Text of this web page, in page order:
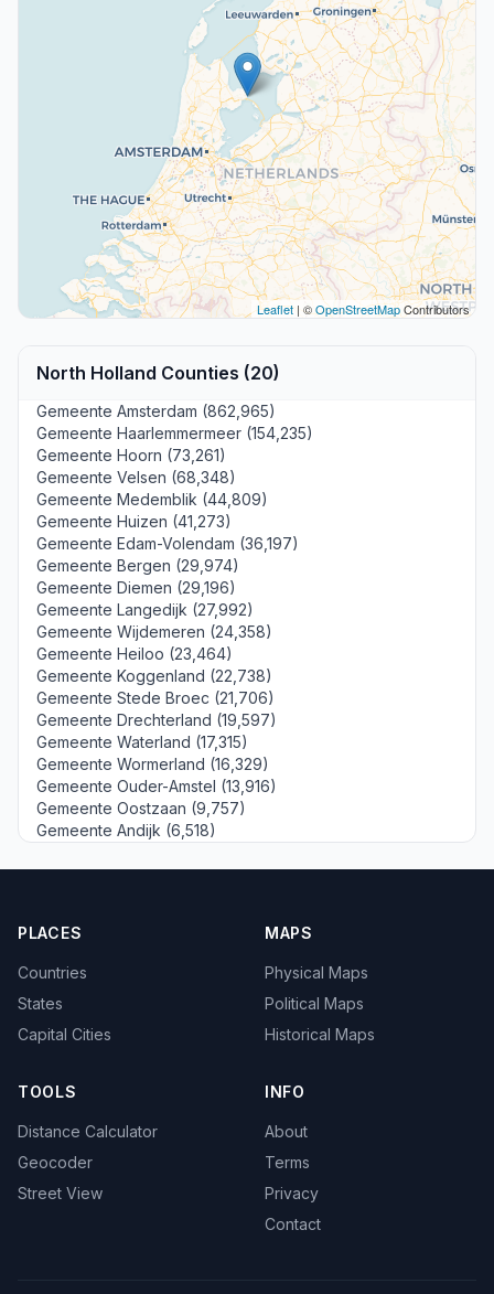
Leaflet | ©OpenStreetMapContributors
North Holland Counties (20)
Gemeente Amsterdam (862,965)
Gemeente Haarlemmermeer (154,235)
Gemeente Hoorn (73,261)
Gemeente Velsen (68,348)
Gemeente Medemblik (44,809)
Gemeente Huizen (41,273)
Gemeente Edam-Volendam (36,197)
Gemeente Bergen (29,974)
Gemeente Diemen (29,196)
Gemeente Langedijk (27,992)
Gemeente Wijdemeren (24,358)
Gemeente Heiloo (23,464)
Gemeente Koggenland (22,738)
Gemeente Stede Broec (21,706)
Gemeente Drechterland (19,597)
Gemeente Waterland (17,315)
Gemeente Wormerland (16,329)
Gemeente Ouder-Amstel (13,916)
Gemeente Oostzaan (9,757)
Gemeente Andijk (6,518)
PLACES
Countries
States
Capital Cities
MAPS
Physical Maps
Political Maps
Historical Maps
TOOLS
Distance Calculator
Geocoder
Street View
INFO
About
Terms
Privacy
Contact